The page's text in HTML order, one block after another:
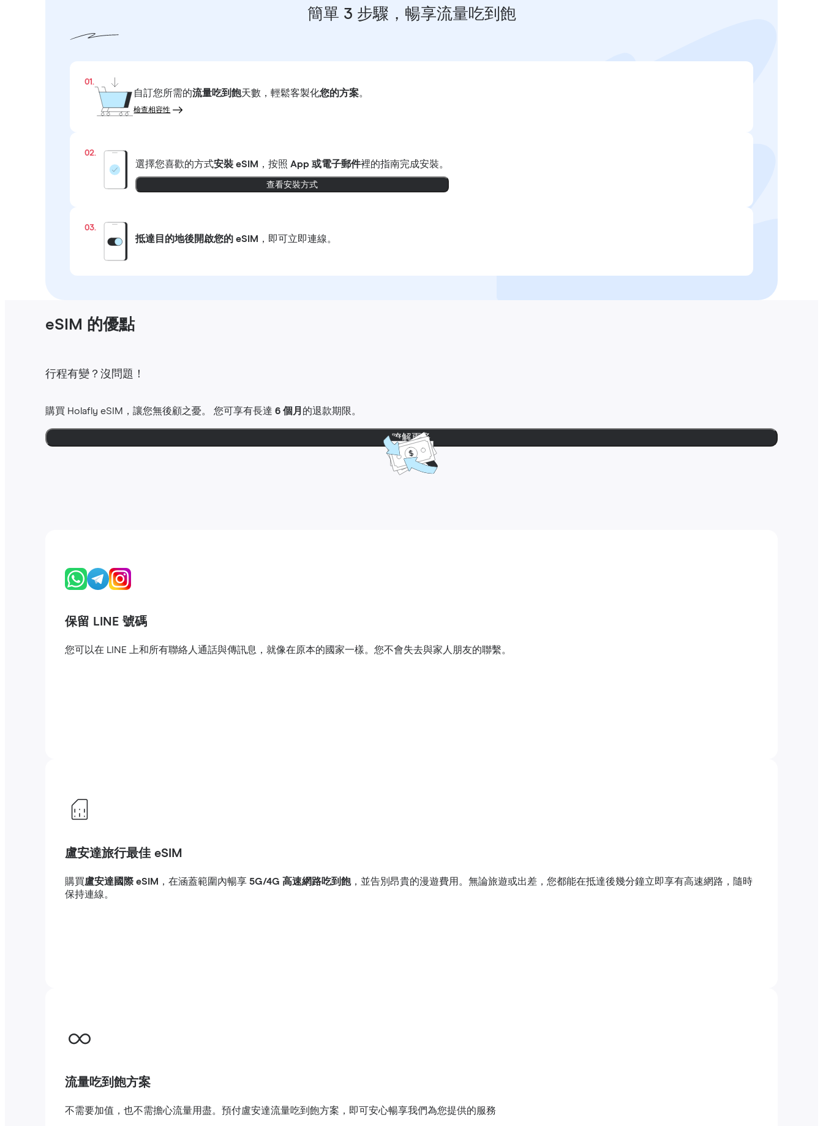
簡單 3 步驟，暢享流量吃到飽
01.
自訂您所需的流量吃到飽天數，輕鬆客製化您的方案。
檢查相容性
02.
選擇您喜歡的方式安裝 eSIM ，按照 App 或電子郵件裡的指南完成安裝。
查看安裝方式
03.
抵達目的地後開啟您的 eSIM ，即可立即連線。
eSIM 的優點
行程有變？沒問題！
購買 Holafly eSIM，讓您無後顧之憂。 您可享有長達6 個月 的退款期限。
瞭解更多
保留 LINE 號碼
您可以在 LINE 上和所有聯絡人通話與傳訊息，就像在原本的國家一樣。您不會失去與家人朋友的聯繫。
盧安達旅行最佳 eSIM
購買盧安達國際 eSIM ，在涵蓋範圍內暢享 5G/4G 高速網路吃到飽，並告別昂貴的漫遊費用。無論旅遊或出差，您都能在抵達後幾分鐘立即享有高速網路，隨時
保持連線。
流量吃到飽方案
不需要加值，也不需擔心流量用盡。預付盧安達流量吃到飽方案，即可安心暢享我們為您提供的服務